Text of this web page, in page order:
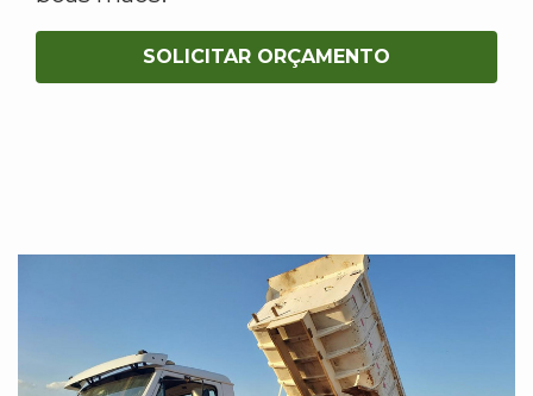
SOLICITAR ORÇAMENTO